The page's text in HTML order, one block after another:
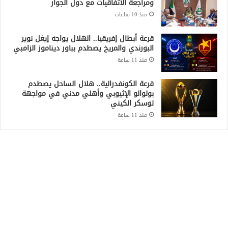
ومراجعة الاتفاقيات مع دول الجوار
منذ 10 ساعات
قرعة أبطال إفريقيا.. الهلال يواجه إيغل نوير
البورندي والمريخ يصطدم بباور ديناموز الزامبي
منذ 11 ساعة
قرعة الكونفدرالية.. هلال الساحل يصطدم
بولوالو الإثيوبي وأهلي مدني في مواجهة
توسكر الكيني
منذ 11 ساعة